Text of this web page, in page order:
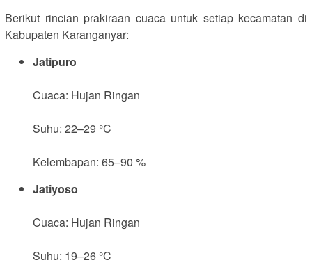
Berikut rincian prakiraan cuaca untuk setiap kecamatan di
Kabupaten Karanganyar:
Jatipuro
Cuaca: Hujan Ringan
Suhu: 22–29 °C
Kelembapan: 65–90 %
Jatiyoso
Cuaca: Hujan Ringan
Suhu: 19–26 °C